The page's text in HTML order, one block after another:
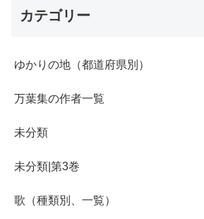
カテゴリー
ゆかりの地（都道府県別）
万葉集の作者一覧
未分類
未分類|第3巻
歌（種類別、一覧）